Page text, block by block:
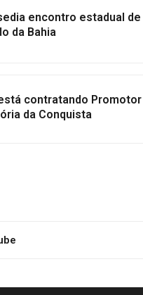
encontro estadual de
da Bahia
contratando Promotor
da Conquista